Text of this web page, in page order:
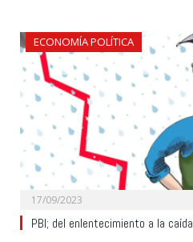
ECONOMÍA POLÍTICA
17/09/2023
PBI; del enlentecimiento a la caída